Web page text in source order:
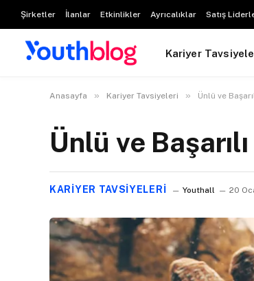
Şirketler İlanlar Etkinlikler Ayrıcalıklar Satış
Kariyer
Anasayfa » Kariyer Tavsiyeleri » Ünlü ve
Ünlü ve
KARIYER TAVSIYELERI Youthall 20